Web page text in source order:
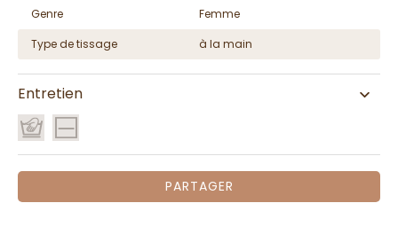
Genre
Femme
Type de tissage
à la main
Entretien
PARTAGER